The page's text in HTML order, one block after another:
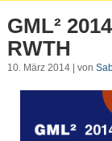
GML²
RWTH
10. März 2014 | von